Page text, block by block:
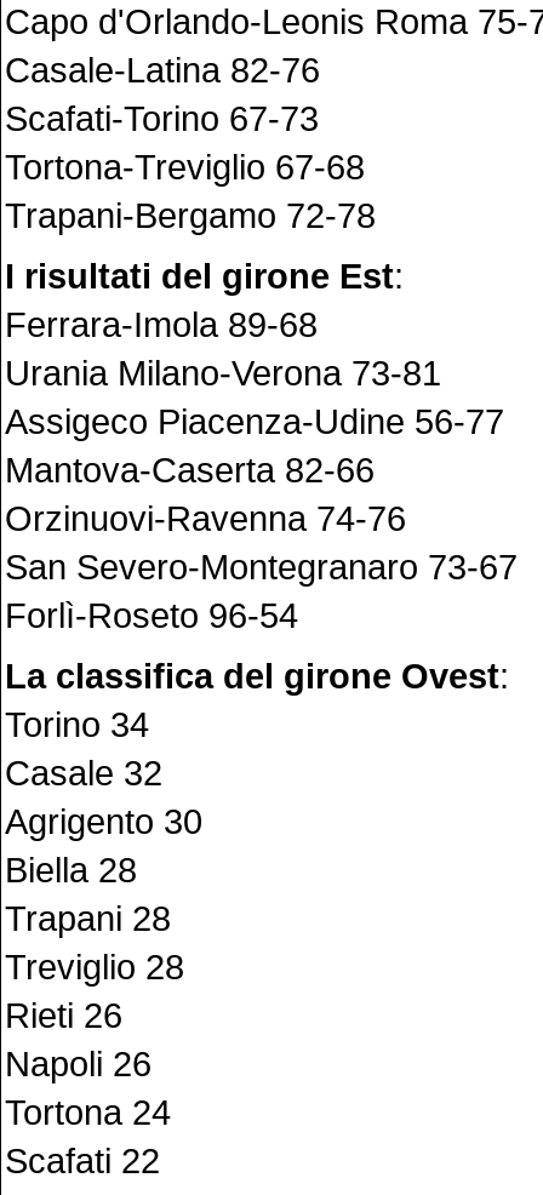
Capo d'Orlando-Leonis Roma 75-
Casale-Latina 82-76
Scafati-Torino 67-73
Tortona-Treviglio 67-68
Trapani-Bergamo 72-78
I risultati del girone Est:
Ferrara-Imola 89-68
Urania Milano-Verona 73-81
Assigeco Piacenza-Udine 56-77
Mantova-Caserta 82-66
Orzinuovi-Ravenna 74-76
San Severo-Montegranaro 73-67
Forlì-Roseto 96-54
La classifica del girone Ovest:
Torino 34
Casale 32
Agrigento 30
Biella 28
Trapani 28
Treviglio 28
Rieti 26
Napoli 26
Tortona 24
Scafati 22